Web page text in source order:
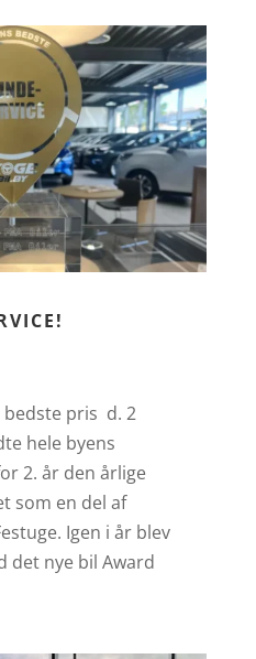
bedste pris d. 2
hele byens
2. år den årlige
som en del af
Igen i år blev
det nye bil Award